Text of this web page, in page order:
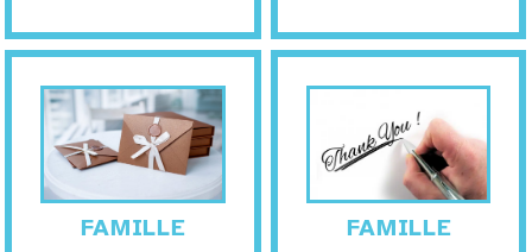
FAMILLE FAMILLE